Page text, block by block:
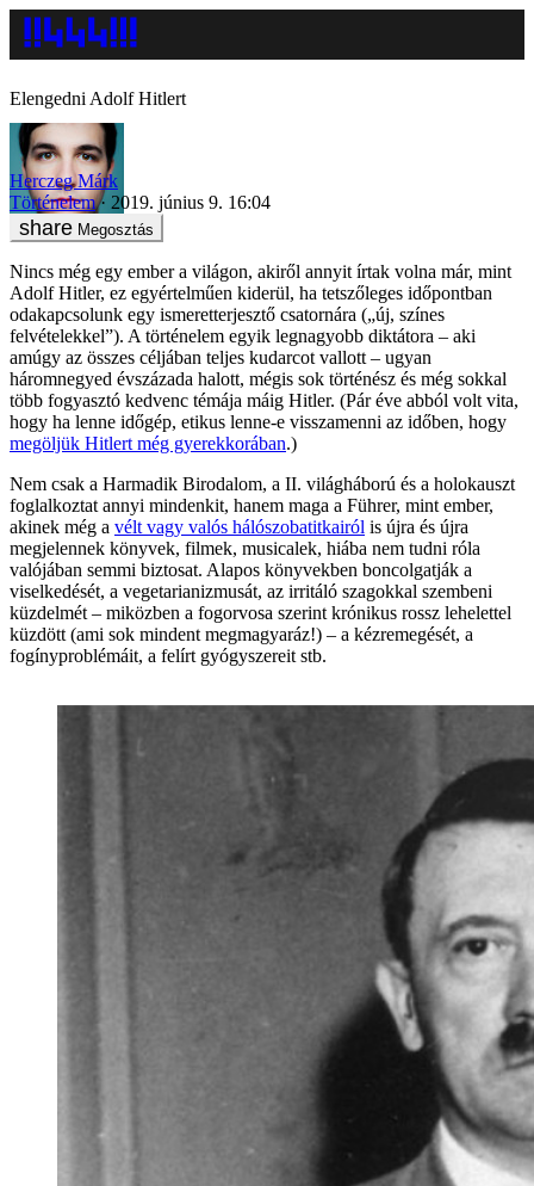
Elengedni Adolf Hitlert
Herczeg Márk
Történelem
2019. június 9. 16:04
Megosztás
Nincs még egy ember a világon, akiről annyit írtak volna már, mint
Adolf Hitler, ez egyértelműen kiderül, ha tetszőleges időpontban
odakapcsolunk egy ismeretterjesztő csatornára („új, színes
felvételekkel”). A történelem egyik legnagyobb diktátora – aki
amúgy az összes céljában teljes kudarcot vallott – ugyan
háromnegyed évszázada halott, mégis sok történész és még sokkal
több fogyasztó kedvenc témája máig Hitler. (Pár éve abból volt vita,
hogy ha lenne időgép, etikus lenne-e visszamenni az időben, hogy
megöljük Hitlert még gyerekkorában.)
Nem csak a Harmadik Birodalom, a II. világháború és a holokauszt
foglalkoztat annyi mindenkit, hanem maga a Führer, mint ember,
akinek még a vélt vagy valós hálószobatitkairól is újra és újra
megjelennek könyvek, filmek, musicalek, hiába nem tudni róla
valójában semmi biztosat. Alapos könyvekben boncolgatják a
viselkedését, a vegetarianizmusát, az irritáló szagokkal szembeni
küzdelmét – miközben a fogorvosa szerint krónikus rossz lehelettel
küzdött (ami sok mindent megmagyaráz!) – a kézremegését, a
fogínyproblémáit, a felírt gyógyszereit stb.